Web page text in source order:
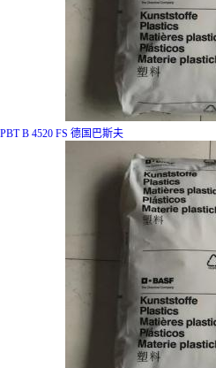
PBT B 4520 FS 德国巴斯夫